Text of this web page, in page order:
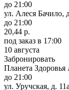
до 21:00
ул. Алеся Бачило,
до 21:00
20,44 р.
под заказ в 17:00
10 августа
Забронировать
Планета
до 21:00
ул. Уручская, д.